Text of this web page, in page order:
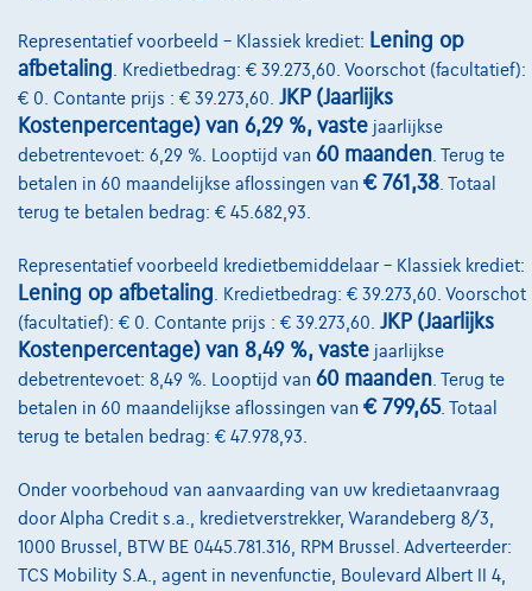
Representatief voorbeeld – Klassiek krediet: Lening op
afbetaling. Kredietbedrag: € 39.273,60. Voorschot (facultatief):
€ 0. Contante prijs : € 39.273,60. JKP (Jaarlijks
Kostenpercentage) van 6,29 %, vaste jaarlijkse
debetrentevoet: 6,29 %. Looptijd van 60 maanden. Terug te
betalen in 60 maandelijkse aflossingen van € 761,38. Totaal
terug te betalen bedrag: € 45.682,93.
Representatief voorbeeld kredietbemiddelaar – Klassiek krediet:
Lening op afbetaling . Kredietbedrag: € 39.273,60. Voorschot
(facultatief): € 0. Contante prijs : € 39.273,60. JKP (Jaarlijks
Kostenpercentage) van 8,49 %, vaste jaarlijkse
debetrentevoet: 8,49 %. Looptijd van 60 maanden . Terug te
betalen in 60 maandelijkse aflossingen van € 799,65. Totaal
terug te betalen bedrag: € 47.978,93.
Onder voorbehoud van aanvaarding van uw kredietaanvraag
door Alpha Credit s.a., kredietverstrekker, Warandeberg 8/3,
1000 Brussel, BTW BE 0445.781.316, RPM Brussel. Adverteerder:
TCS Mobility S.A., agent in nevenfunctie, Boulevard Albert II 4,
@2024 TCS Mobility SA/NV Copyright
Algemene Voorwaarden
Bijstandsvoorwaarden
Privacyverklaring
Cookiebeleid
Kwaliteitscharter
Site Map